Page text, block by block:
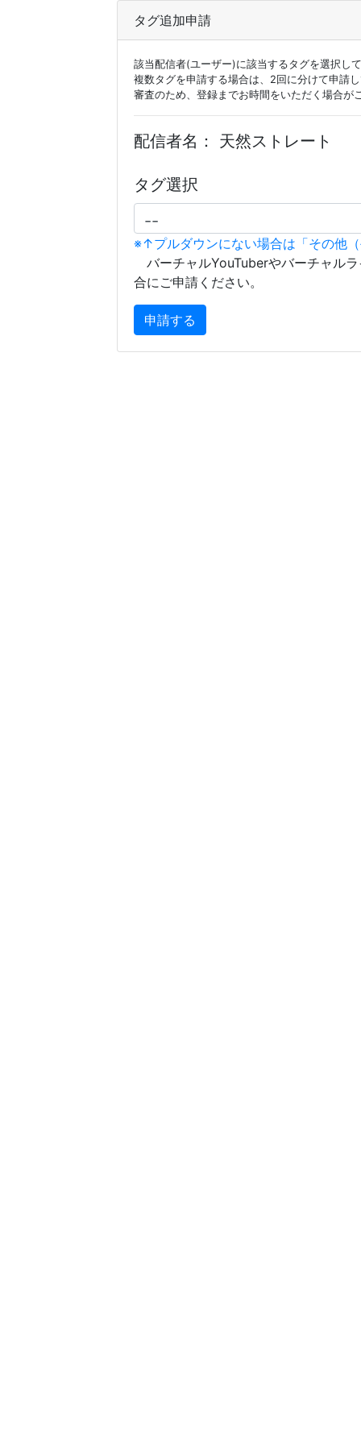
タグ追加申請
該当配信者(ユーザー)に該当するタグを選択し
複数タグを申請する場合は、2回に分けて申請
審査のため、登録までお時間をいただく場合が
配信者名： 天然ストレート
タグ選択
※↑プルダウンにない場合は「その他
バーチャルYouTuberやバーチャル
合にご申請ください。
申請する